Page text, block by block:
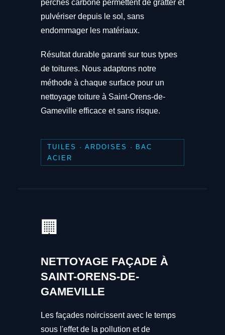
perches carbone permettent de gratter et
pulvériser depuis le sol, sans
endommager les matériaux.
Résultat durable garanti sur tous types
de toitures. Nous adaptons notre
méthode à chaque surface pour un
nettoyage toiture à Saint-Orens-de-
Gameville efficace et sans risque.
TUILES · ARDOISES · BAC
ACIER
🏢
NETTOYAGE FAÇADE À
SAINT-ORENS-DE-
GAMEVILLE
Les façades noircissent avec le temps
sous l'effet de la pollution et de